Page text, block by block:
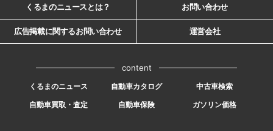
くるまのニュースとは？ お問い合わせ
広告掲載に関するお問い合わせ 運営会社
content
くるまのニュース 自動車カタログ
中古車検索
自動車買取・査定
自動車保険 ガソリン価格